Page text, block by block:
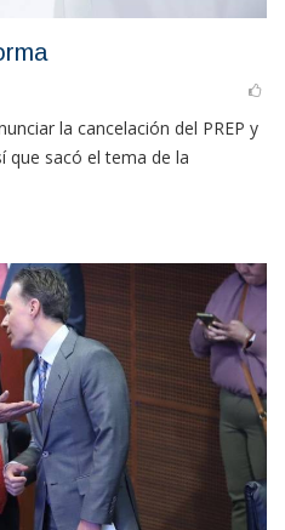
la cancelación del PREP y
que sacó el tema de la